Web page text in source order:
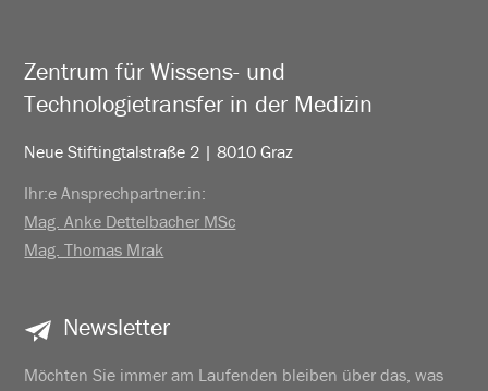
Zentrum für Wissens- und
Technologietransfer in der Medizin
Neue Stiftingtalstraße 2 | 8010 Graz
Ihr:e Ansprechpartner:in:
Mag. Anke Dettelbacher MSc
Mag. Thomas Mrak
Newsletter
Möchten Sie immer am Laufenden bleiben über das, was